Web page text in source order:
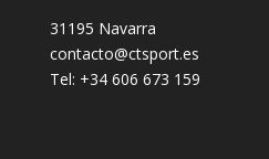
31195 Navarra
contacto@ctsport.es
Tel: +34 606 673 159